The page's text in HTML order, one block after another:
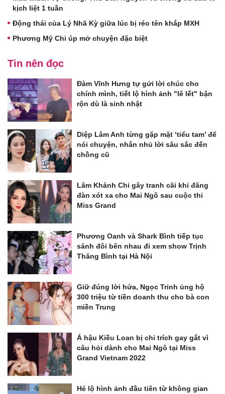
kịch liệt 1 tuần
Động thái của Lý Nhã Kỳ giữa lúc bị réo tên khắp MXH
Phương Mỹ Chi úp mở chuyện đặc biệt
Tin nên đọc
Đàm Vĩnh Hưng tự gửi lời chúc cho
chính mình, tiết lộ hình ảnh "lê lết" bận
rộn dù là sinh nhật
Diệp Lâm Anh từng gặp mặt ‘tiểu tam’ để
nói chuyện, nhắn nhủ lời sâu sắc đến
chồng cũ
Lâm Khánh Chi gây tranh cãi khi đăng
đàn xót xa cho Mai Ngô sau cuộc thi
Miss Grand
Phương Oanh và Shark Bình tiếp tục
sánh đôi bên nhau đi xem show Trịnh
Thăng Bình tại Hà Nội
Giữ đúng lời hứa, Ngọc Trinh ủng hộ
300 triệu từ tiền doanh thu cho bà con
miền Trung
Á hậu Kiều Loan bị chỉ trích gay gắt vì
câu hỏi dành cho Mai Ngô tại Miss
Grand Vietnam 2022
Hé lộ hình ảnh đầu tiên từ không gian